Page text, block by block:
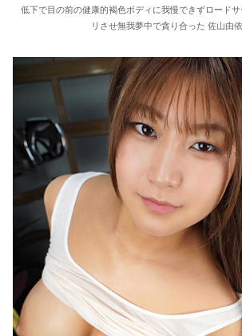
低下で目の前の健康的褐色ボディに我慢できずロード
リさせ無我夢中で貪り合った 佐山由